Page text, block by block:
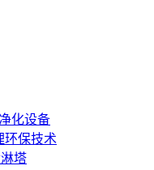
化设备
环保技术
塔